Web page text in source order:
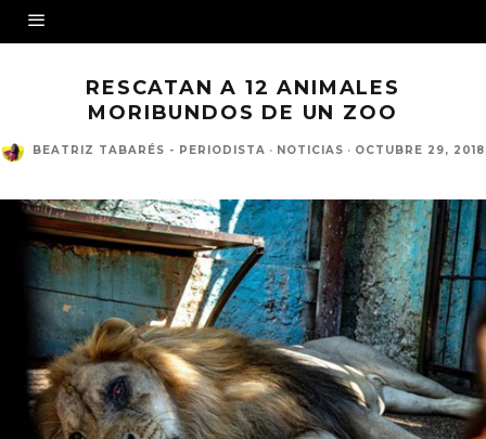
RESCATAN A 12 ANIMALES
MORIBUNDOS DE UN ZOO
BEATRIZ TABARÉS - PERIODISTA · NOTICIAS · OCTUBRE 29, 2018